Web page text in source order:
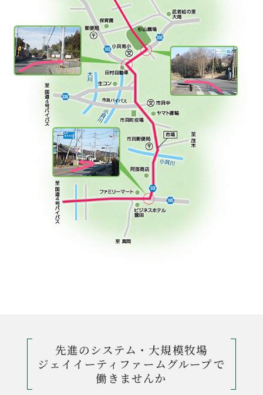
先進のシステム・大規模牧場
ジェイイーティファームグループで
働きませんか